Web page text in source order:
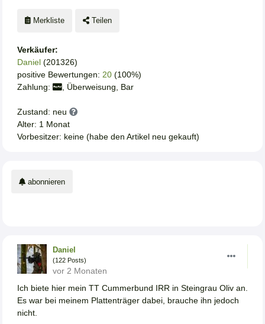
Merkliste Teilen
Verkäufer:
Daniel (201326)
positive Bewertungen: 20 (100%)
Zahlung:
, Überweisung, Bar
Zustand: neu
Alter: 1 Monat
Vorbesitzer: keine (habe den Artikel neu gekauft)
abonnieren
Daniel
(122 Posts)
vor 2 Monaten
Ich biete hier mein TT Cummerbund IRR in Steingrau Oliv an.
Es war bei meinem Plattenträger dabei, brauche ihn jedoch
nicht.